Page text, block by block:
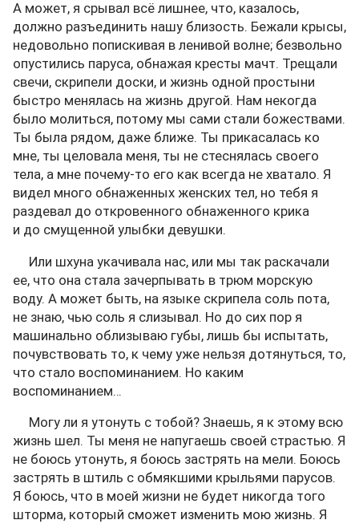
А может, я срывал всё лишнее, что, казалось,
должно разъединить нашу близость. Бежали крысы,
недовольно попискивая в ленивой волне; безвольно
опустились паруса, обнажая кресты мачт. Трещали
свечи, скрипели доски, и жизнь одной простыни
быстро менялась на жизнь другой. Нам некогда
было молиться, потому мы сами стали божествами.
Ты была рядом, даже ближе. Ты прикасалась ко
мне, ты целовала меня, ты не стеснялась своего
тела, а мне почему-то его как всегда не хватало. Я
видел много обнаженных женских тел, но тебя я
раздевал до откровенного обнаженного крика
и до смущенной улыбки девушки.
Или шхуна укачивала нас, или мы так раскачали
ее, что она стала зачерпывать в трюм морскую
воду. А может быть, на языке скрипела соль пота,
не знаю, чью соль я слизывал. Но до сих пор я
машинально облизываю губы, лишь бы испытать,
почувствовать то, к чему уже нельзя дотянуться, то,
что стало воспоминанием. Но каким
воспоминанием…
Могу ли я утонуть с тобой? Знаешь, я к этому всю
жизнь шел. Ты меня не напугаешь своей страстью. Я
не боюсь утонуть, я боюсь застрять на мели. Боюсь
застрять в штиль с обмякшими крыльями парусов.
Я боюсь, что в моей жизни не будет никогда того
шторма, который сможет изменить мою жизнь. Я